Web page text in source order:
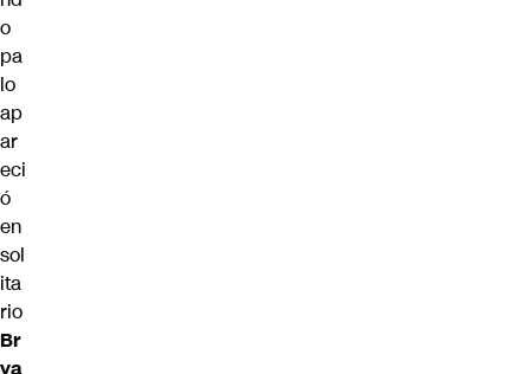
o
pa
lo
ap
ar
eci
ó
en
sol
ita
rio
Br